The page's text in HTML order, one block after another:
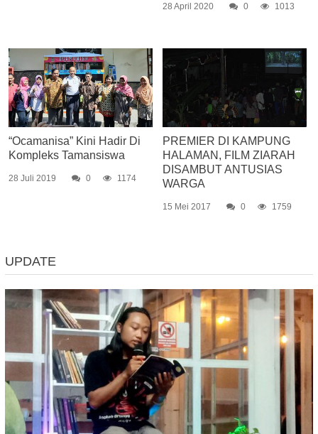
28 April 2020 0 1013
“Ocamanisa” Kini Hadir Di
Kompleks Tamansiswa
28 Juli 2019 0 1174
PREMIER DI KAMPUNG
HALAMAN, FILM ZIARAH
DISAMBUT ANTUSIAS
WARGA
15 Mei 2017 0 1759
UPDATE